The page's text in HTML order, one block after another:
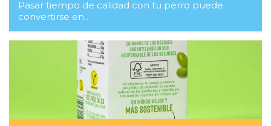
Pasar tiempo de calidad con tu perro puede
convertirse en…